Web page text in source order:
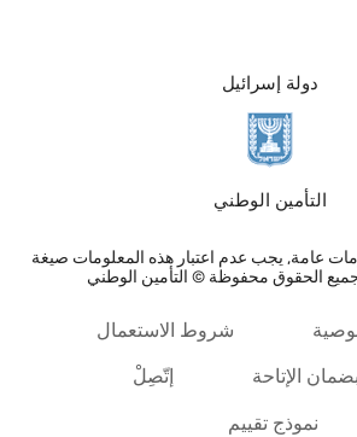
دولة إسرائيل
التأمين الوطني
عامة, يجب عدم اعتبار هذه المعلومات صيغة
الحقوق محفوظة © التأمين الوطني
شروط الاستعمال
الإتاحة إتّصِلْ
نموذج تقييم